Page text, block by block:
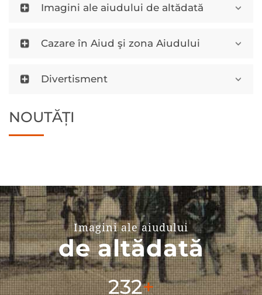
Imagini ale aiudului de altădată
Cazare în Aiud şi zona Aiudului
Divertisment
NOUTĂȚI
Imagini ale aiudului
de altădată
296